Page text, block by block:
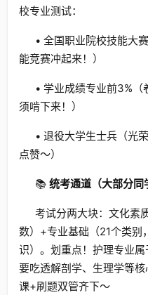
校专业测试：
• 全国职业院校技能大
能竞赛冲起来！）
• 学业成绩专业前3%
须啃下来！）
• 退役大学生士兵（光
点赞～）
📚 统考通道（大部分同
考试分两大块：文化素
数）+专业基础（21个类别
识）。划重点！护理专业
要吃透解剖学、生理学等
课+刷题双管齐下～